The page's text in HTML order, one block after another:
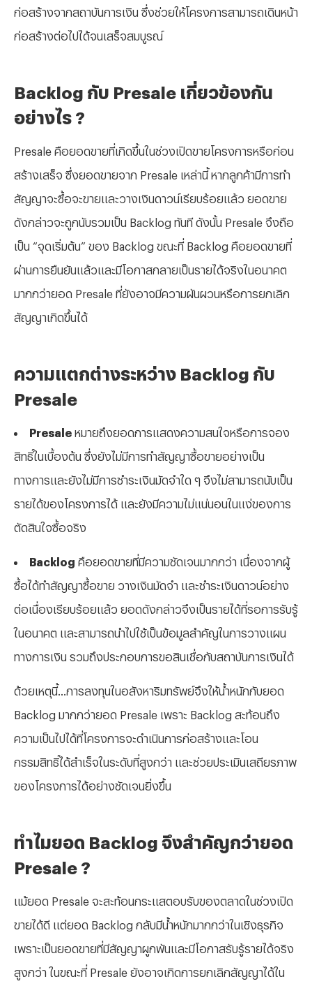
ก่อสร้างจากสถาบันการเงิน ซึ่งช่วยให้โครงการสามารถเดินหน้า
ก่อสร้างต่อไปได้จนเสร็จสมบูรณ์
Backlog กับ Presale เกี่ยวข้องกัน
อย่างไร ?
Presale คือยอดขายที่เกิดขึ้นในช่วงเปิดขายโครงการหรือก่อน
สร้างเสร็จ ซึ่งยอดขายจาก Presale เหล่านี้ หากลูกค้ามีการทำ
สัญญาจะซื้อจะขายและวางเงินดาวน์เรียบร้อยแล้ว ยอดขาย
ดังกล่าวจะถูกนับรวมเป็น Backlog ทันที ดังนั้น Presale จึงถือ
เป็น “จุดเริ่มต้น” ของ Backlog ขณะที่ Backlog คือยอดขายที่
ผ่านการยืนยันแล้วและมีโอกาสกลายเป็นรายได้จริงในอนาคต
มากกว่ายอด Presale ที่ยังอาจมีความผันผวนหรือการยกเลิก
สัญญาเกิดขึ้นได้
ความแตกต่างระหว่าง Backlog กับ
Presale
Presale หมายถึงยอดการแสดงความสนใจหรือการจอง
สิทธิ์ในเบื้องต้น ซึ่งยังไม่มีการทำสัญญาซื้อขายอย่างเป็น
ทางการและยังไม่มีการชำระเงินมัดจำใด ๆ จึงไม่สามารถนับเป็น
รายได้ของโครงการได้ และยังมีความไม่แน่นอนในแง่ของการ
ตัดสินใจซื้อจริง
Backlog คือยอดขายที่มีความชัดเจนมากกว่า เนื่องจากผู้
ซื้อได้ทำสัญญาซื้อขาย วางเงินมัดจำ และชำระเงินดาวน์อย่าง
ต่อเนื่องเรียบร้อยแล้ว ยอดดังกล่าวจึงเป็นรายได้ที่รอการรับรู้
ในอนาคต และสามารถนำไปใช้เป็นข้อมูลสำคัญในการวางแผน
ทางการเงิน รวมถึงประกอบการขอสินเชื่อกับสถาบันการเงินได้
ด้วยเหตุนี้...การลงทุนในอสังหาริมทรัพย์จึงให้น้ำหนักกับยอด
Backlog มากกว่ายอด Presale เพราะ Backlog สะท้อนถึง
ความเป็นไปได้ที่โครงการจะดำเนินการก่อสร้างและโอน
กรรมสิทธิ์ได้สำเร็จในระดับที่สูงกว่า และช่วยประเมินเสถียรภาพ
ของโครงการได้อย่างชัดเจนยิ่งขึ้น
ทำไมยอด Backlog จึงสำคัญกว่ายอด
Presale ?
แม้ยอด Presale จะสะท้อนกระแสตอบรับของตลาดในช่วงเปิด
ขายได้ดี แต่ยอด Backlog กลับมีน้ำหนักมากกว่าในเชิงธุรกิจ
เพราะเป็นยอดขายที่มีสัญญาผูกพันและมีโอกาสรับรู้รายได้จริง
สูงกว่า ในขณะที่ Presale ยังอาจเกิดการยกเลิกสัญญาได้ใน